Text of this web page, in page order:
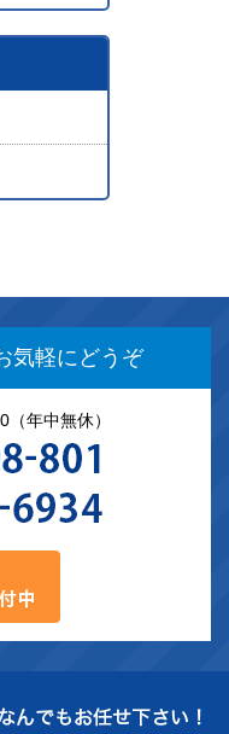
気軽にどうぞ
年中無休）